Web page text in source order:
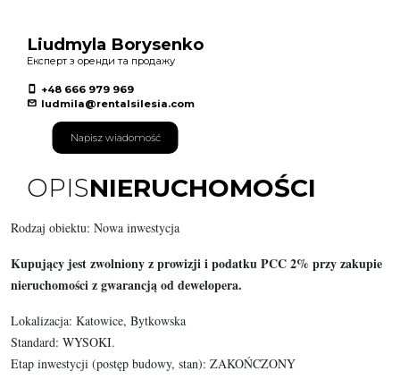
Liudmyla Borysenko
Експерт з оренди та продажу
+48 666 979 969
ludmila@rentalsilesia.com
Napisz wiadomość
OPISNIERUCHOMOŚCI
Rodzaj obiektu: Nowa inwestycja
Kupujący jest zwolniony z prowizji i podatku PCC 2% przy zakupie
nieruchomości z gwarancją od dewelopera.
Lokalizacja: Katowice, Bytkowska
Standard: WYSOKI.
Etap inwestycji (postęp budowy, stan): ZAKOŃCZONY